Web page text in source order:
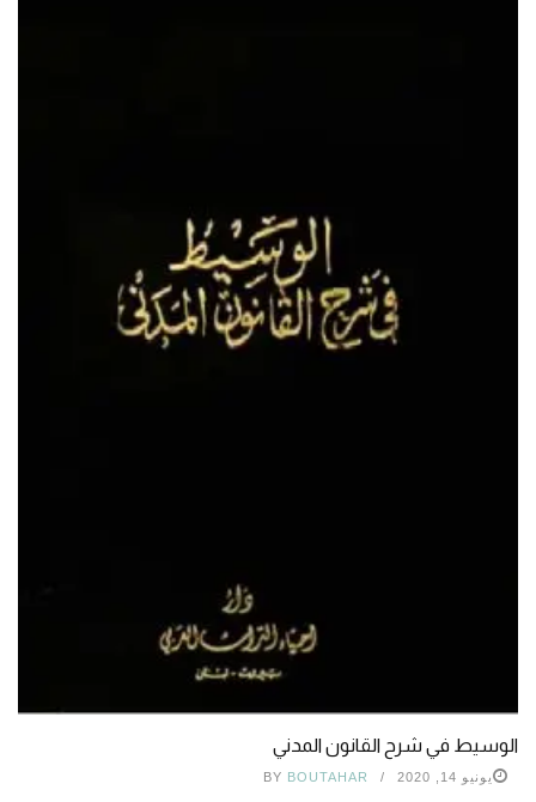
الوسيط في شرح القانون المدني
يونيو 14, 2020 BY BOUTAHAR